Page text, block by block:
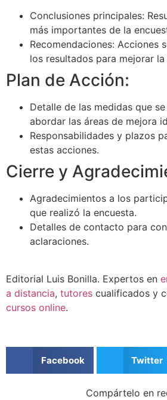
Conclusiones principales:
más importantes de la
Recomendaciones: Acciones
los resultados para mejorar
Plan de Acción:
Detalle de las medidas que
abordar las áreas de mejora
Responsabilidades y plazos
estas acciones.
Cierre y
Agradecimientos a los
que realizó la encuesta.
Detalles de contacto para
aclaraciones.
Editorial Luis Bonilla. Expertos en
a distancia, tutores cualificados y
cursos online.
Facebook Twitter
Compártelo en